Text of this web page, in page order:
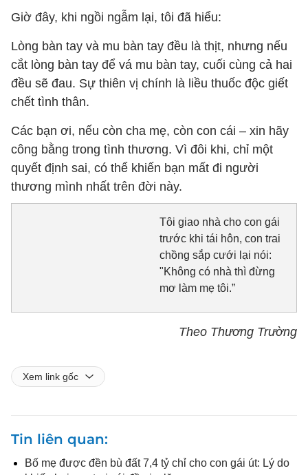
Giờ đây, khi ngồi ngẫm lại, tôi đã hiểu:
Lòng bàn tay và mu bàn tay đều là thịt, nhưng nếu
cắt lòng bàn tay để vá mu bàn tay, cuối cùng cả hai
đều sẽ đau. Sự thiên vị chính là liều thuốc độc giết
chết tình thân.
Các bạn ơi, nếu còn cha mẹ, còn con cái – xin hãy
công bằng trong tình thương. Vì đôi khi, chỉ một
quyết định sai, có thể khiến bạn mất đi người
thương mình nhất trên đời này.
Tôi giao nhà cho con gái
trước khi tái hôn, con trai
chồng sắp cưới lại nói:
"Không có nhà thì đừng
mơ làm mẹ tôi.”
Theo Thương Trường
Xem link gốc
Tin liên quan
Bố mẹ được đền bù đất 7,4 tỷ chỉ cho con gái út: Lý do